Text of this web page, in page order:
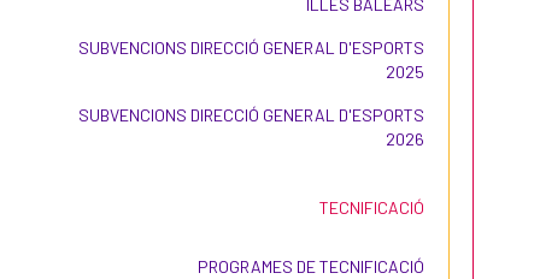
ILLES BALEARS
SUBVENCIONS DIRECCIÓ GENERAL D'ESPORTS
2025
SUBVENCIONS DIRECCIÓ GENERAL D'ESPORTS
2026
TECNIFICACIÓ
PROGRAMES DE TECNIFICACIÓ